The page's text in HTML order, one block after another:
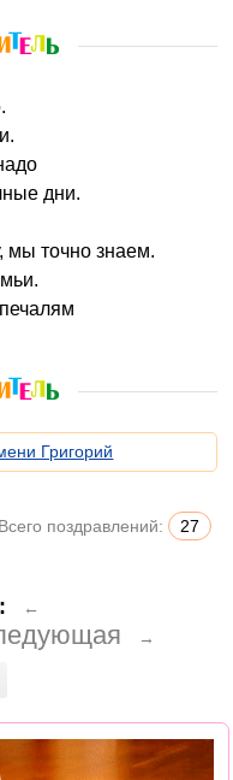
дни.
мы точно знаем.
Григорий
Всего поздравлений: 27
←
→